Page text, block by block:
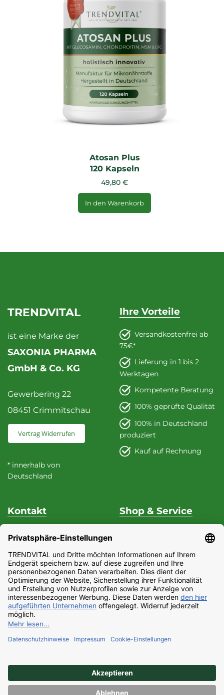
Atosan Plus
120 Kapseln
49,80 €
In den Warenkorb
TRENDVITAL
ist eine Marke der
SAXONIA PHARMA
GmbH & Co. KG
Gewerbering 22
08451 Crimmitschau
Vertrag Widerrufen
* innerhalb von
Deutschland
Ihre Vorteile
Versandkostenfrei ab
75€*
Lieferung in 1 bis 2
Werktagen
Kompetente Beratung
100% geprüfte Qualität
100% in Deutschland
produziert
Kauf auf Rechnung
Kontakt
Unterstützung & Beratung
Fon +49 (0) 37 62 / 95 71 25
Fax+49 (0) 37 62 / 95 71 29
Mo - Do9:00 Uhr - 15:00
Uhr
Fr9:00 Uhr - 13:00 Uhr
E-Mail:
service@trendvital.de
Shop & Service
Datenschutz
Widerrufsrecht
Impressum
Partnerprogramm